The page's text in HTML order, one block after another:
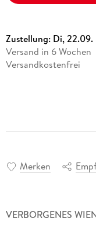
Zustellung: Di,
Versand in 6 Wochen
Versandkostenfrei
Merken
VERBORGENES